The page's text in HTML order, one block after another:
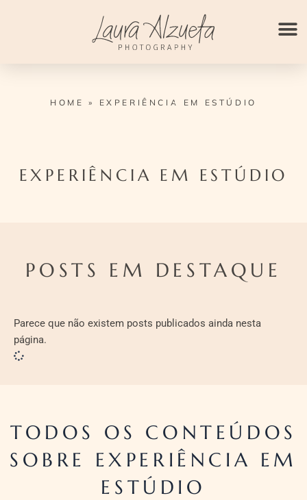
HOME » EXPERIÊNCIA EM ESTÚDIO
EXPERIÊNCIA EM ESTÚDIO
POSTS EM DESTAQUE
Parece que não existem posts publicados ainda nesta
página.
TODOS OS CONTEÚDOS
SOBRE EXPERIÊNCIA EM
ESTÚDIO